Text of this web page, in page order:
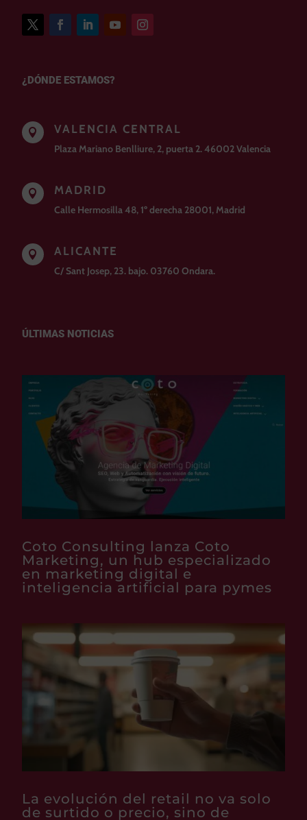
¿DÓNDE ESTAMOS?
 VALENCIA CENTRAL
Plaza Mariano Benlliure, 2, puerta 2. 46002 Valencia
 MADRID
Calle Hermosilla 48, 1º derecha 28001, Madrid
 ALICANTE
C/ Sant Josep, 23. bajo. 03760 Ondara.
ÚLTIMAS NOTICIAS
Coto Consulting lanza Coto
Marketing, un hub especializado
en marketing digital e
inteligencia artificial para pymes
La evolución del retail no va solo
de surtido o precio, sino de